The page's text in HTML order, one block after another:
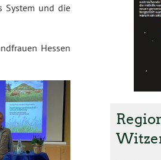
System und die
Hessen